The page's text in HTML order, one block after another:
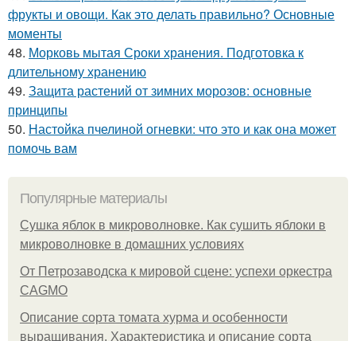
фрукты и овощи. Как это делать правильно? Основные
моменты
48. Морковь мытая Сроки хранения. Подготовка к
длительному хранению
49. Защита растений от зимних морозов: основные
принципы
50. Настойка пчелиной огневки: что это и как она может
помочь вам
Популярные материалы
Сушка яблок в микроволновке. Как сушить яблоки в
микроволновке в домашних условиях
От Петрозаводска к мировой сцене: успехи оркестра
CAGMO
Описание сорта томата хурма и особенности
выращивания. Характеристика и описание сорта